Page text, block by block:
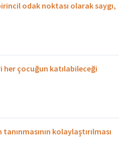
odak noktası olarak saygı,
her çocuğun katılabileceği
tanınmasının kolaylaştırılması